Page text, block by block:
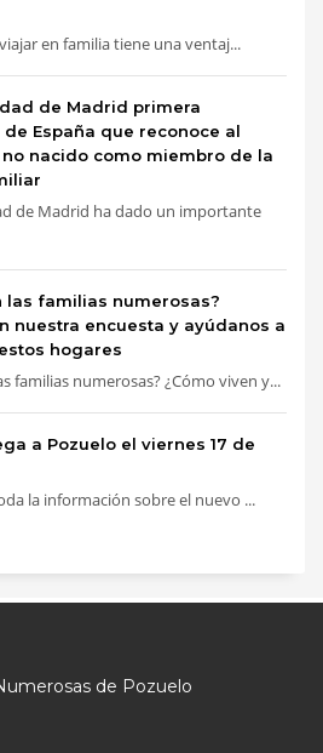
en familia tiene una ventaj...
de Madrid primera
España que reconoce al
nacido como miembro de la
de Madrid ha dado un importante
las familias numerosas?
nuestra encuesta y ayúdanos a
hogares
familias numerosas? ¿Cómo viven y...
a Pozuelo el viernes 17 de
la información sobre el nuevo ...
de Pozuelo